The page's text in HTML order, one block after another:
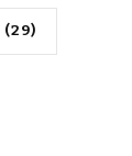
(29)